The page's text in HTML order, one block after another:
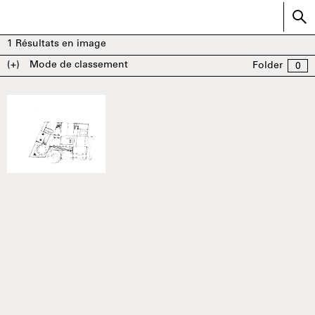
1 Résultats en image
(+)
Mode de classement Folder 0